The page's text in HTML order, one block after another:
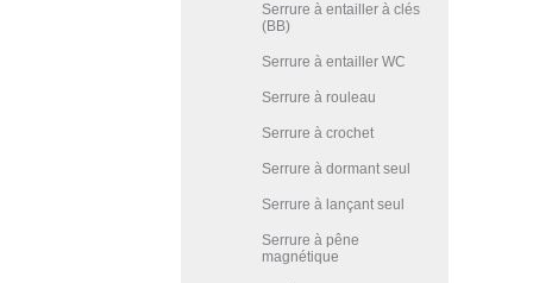
Serrure à entailler à clés
(BB)
Serrure à entailler WC
Serrure à rouleau
Serrure à crochet
Serrure à dormant seul
Serrure à lançant seul
Serrure à pêne
magnétique